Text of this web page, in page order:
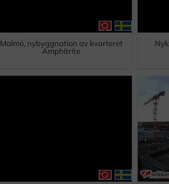
Malmö, nybyggnation av kvarteret
Amphitrite